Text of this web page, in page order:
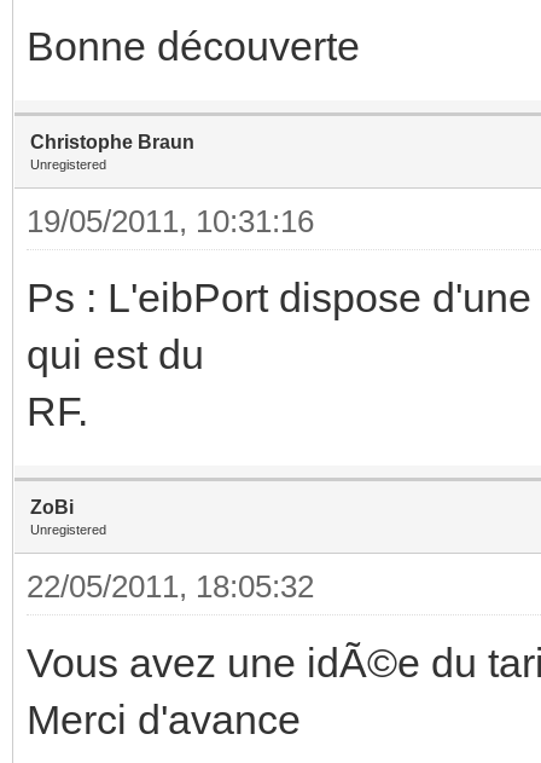
Bonne découverte
Christophe Braun
Unregistered
19/05/2011, 10:31:16
Ps : L'eibPort dispose
qui est du
RF.
ZoBi
Unregistered
22/05/2011, 18:05:32
Vous avez une idÃ©e du
Merci d'avance